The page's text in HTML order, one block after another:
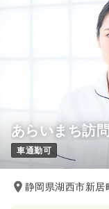
あらいまち訪
車通勤可
静岡県湖西市新居